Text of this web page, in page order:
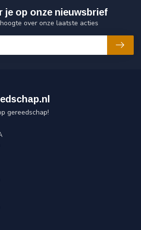
je op onze nieuwsbrief
over onze laatste acties
gereedschap!